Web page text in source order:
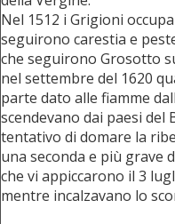
Nel 1512 i Grigioni
seguirono carestia e
che seguirono Grosotto
nel settembre del 1620
parte dato alle fiamme
scendevano dai paesi del
tentativo di domare la
una seconda e più grave
che vi appiccarono il 3
mentre incalzavano lo